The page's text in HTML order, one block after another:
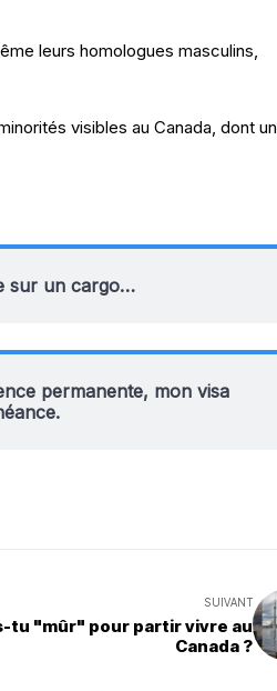
leurs homologues masculins,
visibles au Canada, dont un
sur un cargo…
permanente, mon visa
SUIVANT
tu "mûr" pour partir vivre au
Canada ?